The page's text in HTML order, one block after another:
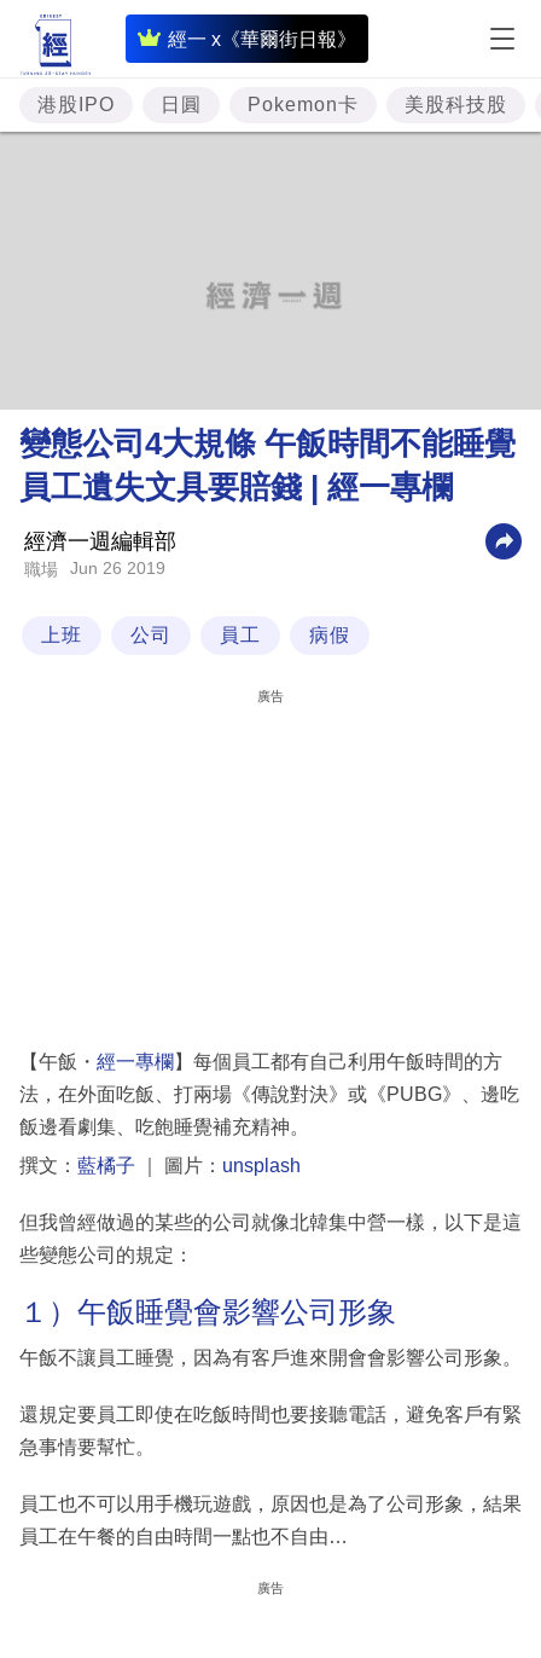
經一 x《華爾街日報》
即
時
財
經
理
財
商
業
科
區
港股IPO 日圓 Pokemon卡 美股科技股
變態公司4大規條 午飯時間不能睡覺
員工遺失文具要賠錢 | 經一專欄
經濟一週編輯部
職場 Jun 26 2019
上班 公司 員工 病假
廣告
【午飯・ 經一專欄 】每個員工都有自己利用午飯時間的方
法，在外面吃飯、打兩場《傳說對決》或《PUBG》、邊吃
飯邊看劇集、吃飽睡覺補充精神。
撰文： 藍橘子 ｜ 圖片： unsplash
但我曾經做過的某些的公司就像北韓集中營一樣，以下是這
些變態公司的規定：
１）午飯睡覺會影響公司形象
午飯不讓員工睡覺，因為有客戶進來開會會影響公司形象。
還規定要員工即使在吃飯時間也要接聽電話，避免客戶有緊
急事情要幫忙。
員工也不可以用手機玩遊戲，原因也是為了公司形象，結果
員工在午餐的自由時間一點也不自由…
廣告